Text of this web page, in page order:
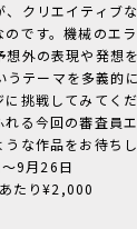
クリエイティブ
です。機械のエ
外の表現や発想
うテーマを多義的
挑戦してみてく
る今回の審査員
な作品をお待ちし
9月26日
たり¥2,000